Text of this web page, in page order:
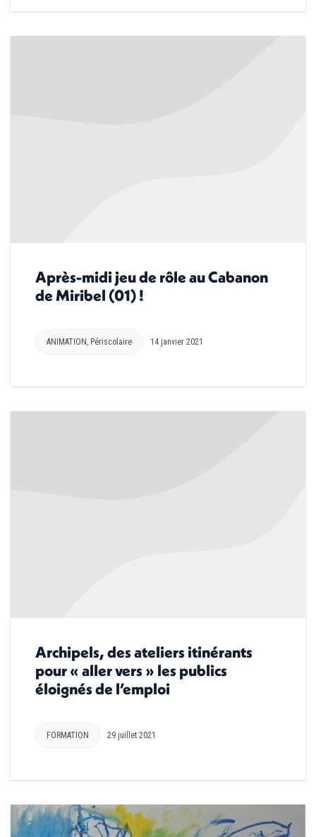
Après-midi jeu de rôle au Cabanon
de Miribel (01) !
ANIMATION , Périscolaire 14 janvier 2021
Archipels, des ateliers itinérants
pour « aller vers » les publics
éloignés de l’emploi
FORMATION 29 juillet 2021